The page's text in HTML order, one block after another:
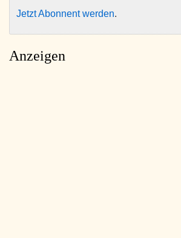
Jetzt Abonnent werden.
Anzeigen